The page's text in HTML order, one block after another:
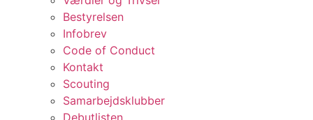
Bestyrelsen
Infobrev
Code of Conduct
Kontakt
Scouting
Samarbejdsklubber
Debutlisten